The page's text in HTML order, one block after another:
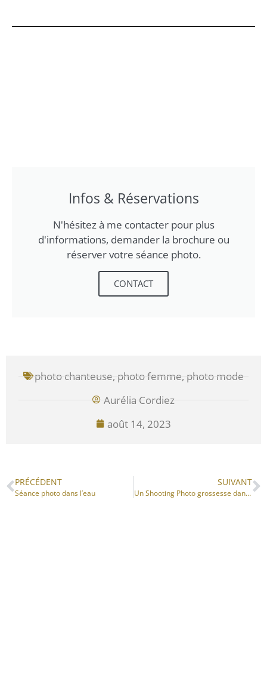
Infos & Réservations
N'hésitez à me contacter pour plus
d'informations, demander la brochure ou
réserver votre séance photo.
CONTACT
photo chanteuse, photo femme, photo mode
Aurélia Cordiez
août 14, 2023
PRÉCÉDENT
Séance photo dans l’eau
SUIVANT
Un Shooting Photo grossesse dans l’air du temps